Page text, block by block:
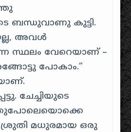
ബന്ധുവാണു കുട്ടി.
അവള്‍
സ്ഥലം വേറെയാണ്‌ –
പോകാം.”
ചേച്ചിയുടെ
മധുരമായ ഒരു